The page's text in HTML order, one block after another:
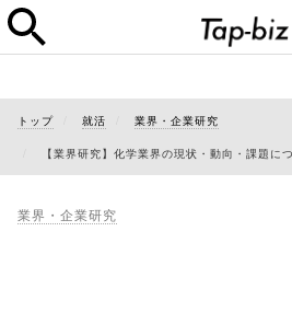
トップ 就活 業界・企業研究
【業界研究】化学業界の現状・動向・課題に
業界・企業研究